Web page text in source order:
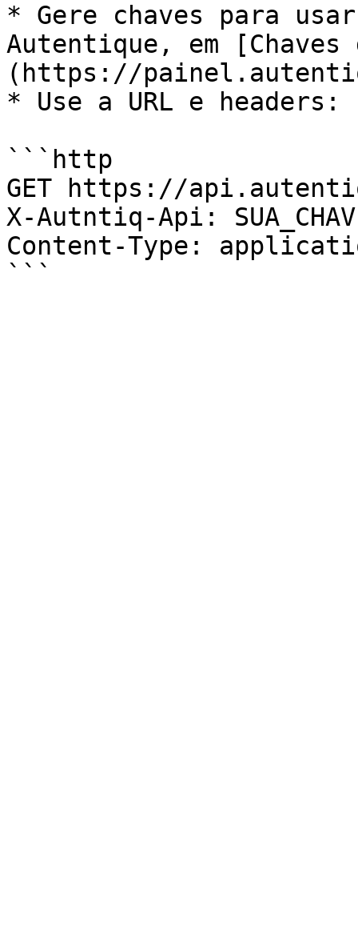
* Gere chaves para
Autentique, em [Chaves
(https://
* Use a URL e headers:
```http
GET https://
X-Autntiq-Api:
Content-Type: